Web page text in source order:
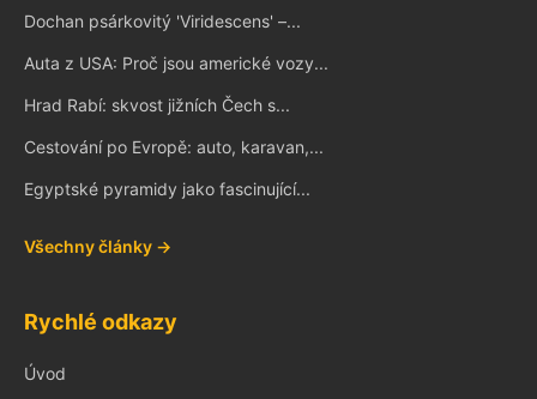
Dochan psárkovitý 'Viridescens' –...
Auta z USA: Proč jsou americké vozy...
Hrad Rabí: skvost jižních Čech s...
Cestování po Evropě: auto, karavan,...
Egyptské pyramidy jako fascinující...
Všechny články →
Rychlé odkazy
Úvod